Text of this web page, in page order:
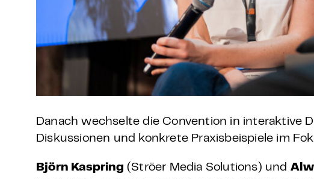
Danach wechselte die Convention in interaktive
Diskussionen und konkrete Praxisbeispiele im
Björn Kaspring (Ströer Media Solutions) und